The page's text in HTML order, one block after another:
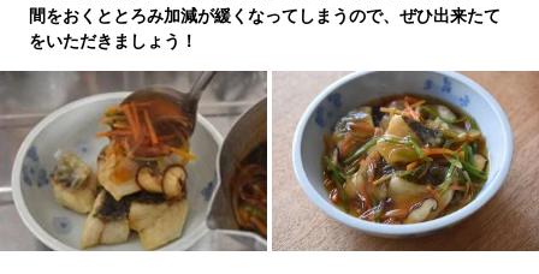
間をおくととろみ加減が緩くなってしまうので、ぜひ出来たて
をいただきましょう！